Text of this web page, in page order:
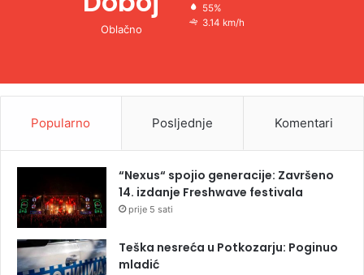
Oblačno
55%
3.14 km/h
Popularno Posljednje Komentari
“Nexus“ spojio generacije: Završeno
14. izdanje Freshwave festivala
prije 5 sati
Teška nesreća u Potkozarju: Poginuo
mladić